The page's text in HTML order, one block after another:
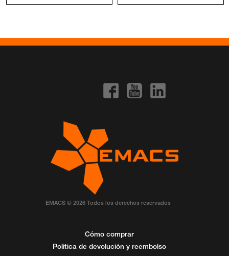
EMACS © 2026 Todos los derechos reservados
Cómo comprar
Politica de devolución y reembolso